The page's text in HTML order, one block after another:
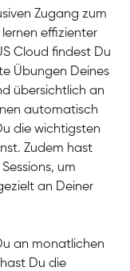
Zugang zum
effizienter
Cloud findest Du
Übungen Deines
übersichtlich an
automatisch
die wichtigsten
Zudem hast
um
an Deiner
an monatlichen
Du die